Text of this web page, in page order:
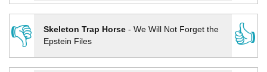
👎
Skeleton Trap Horse- We Will Not Forget the
Epstein Files
👍